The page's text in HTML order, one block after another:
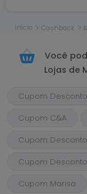
Início Cashback
Você
Lojas de
Cupom
Cupom C&A
Cupom
Cupom
Cupom Marisa